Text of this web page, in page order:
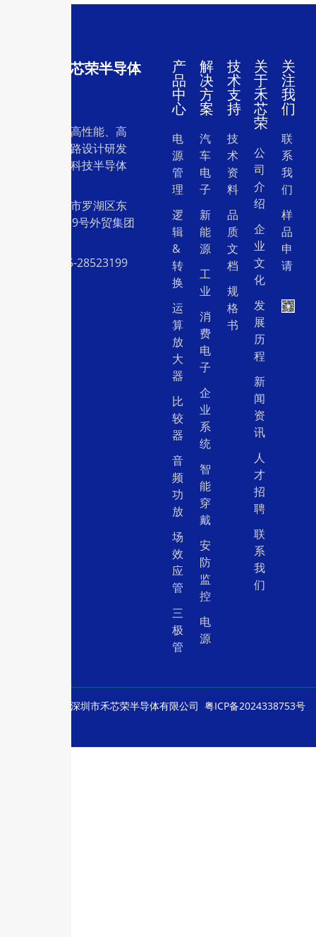
深圳市禾芯荣半导体
一家专注于高性能、高
质量集成电路设计研发
和销售的高科技半导体
地址：深圳市罗湖区东
门中兴路239号外贸集团
电话：0755-28523199
产
品
中
心
电
源
管
理
逻
辑
&
转
换
运
算
放
大
器
比
较
器
音
频
功
放
场
效
应
管
三
极
管
解
决
方
案
汽
车
电
子
新
能
源
工
业
消
费
电
子
企
业
系
统
智
能
穿
戴
安
防
监
控
电
源
技
术
支
持
技
术
资
料
品
质
文
档
规
格
书
关
于
禾
芯
荣
公
司
介
绍
企
业
文
化
发
展
历
程
新
闻
资
讯
人
才
招
聘
联
系
我
们
关
注
我
们
联
系
我
们
样
品
申
请
深圳市禾芯荣半导体有限公司 粤ICP备2024338753号